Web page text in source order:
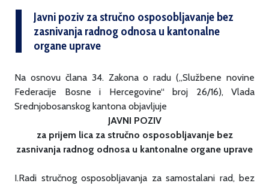
Javni poziv za stručno osposobljavanje bez
zasnivanja radnog odnosa u kantonalne
organe uprave
Na osnovu člana 34. Zakona o radu („Službene novine
Federacije Bosne i Hercegovine“ broj 26/16), Vlada
Srednjobosanskog kantona objavljuje
JAVNI POZIV
za prijem lica za stručno osposobljavanje bez
zasnivanja radnog odnosa u kantonalne organe uprave
I.Radi stručnog osposobljavanja za samostalani rad, bez